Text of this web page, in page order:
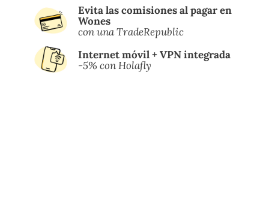
Evita las comisiones al pagar en
Wones
con una TradeRepublic
Internet móvil + VPN integrada
-5% con Holafly